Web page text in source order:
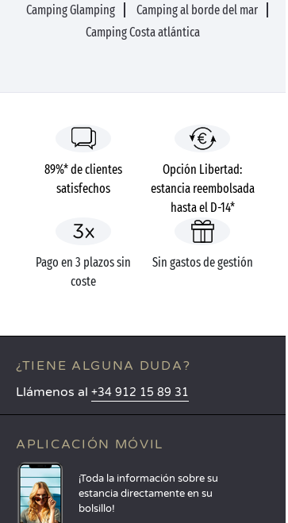
Camping Glamping
Camping al borde del mar
Camping Costa atlántica
89%* de clientes
satisfechos
Opción Libertad:
estancia reembolsada
hasta el D-14*
Pago en 3 plazos sin
coste
Sin gastos de gestión
¿TIENE ALGUNA DUDA?
Llámenos al +34 912 15 89 31
APLICACIÓN MÓVIL
¡Toda la información sobre su
estancia directamente en su
bolsillo!